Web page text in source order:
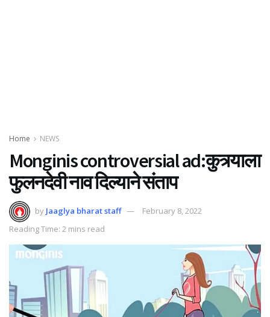
Home NEWS
Monginis controversial ad:कुत्र्याला
फुलनदेवी नाव दिल्याने संताप
by Jaaglya bharat staff
February 8, 2022
Reading Time: 2 mins read